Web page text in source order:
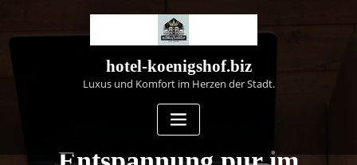
hotel-koenigshof.biz
Luxus und Komfort im Herzen der Stadt.